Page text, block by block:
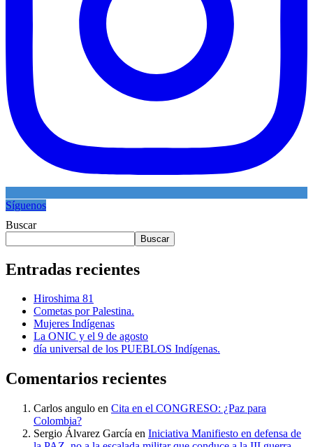
Síguenos
Buscar
Buscar
Entradas recientes
Hiroshima 81
Cometas por Palestina.
Mujeres Indígenas
La ONIC y el 9 de agosto
día universal de los PUEBLOS Indígenas.
Comentarios recientes
Carlos angulo en Cita en el CONGRESO: ¿Paz para
Colombia?
Sergio Álvarez García en Iniciativa Manifiesto en defensa de